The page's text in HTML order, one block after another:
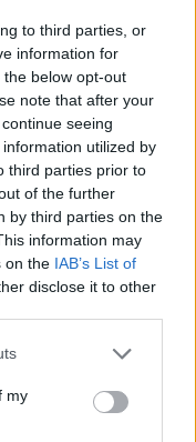
to third parties, or
information for
below opt-out
note that after your
seeing
utilized by
third parties prior to
of the further
by third parties on the
information may
on the IAB’s List of
disclose it to other
or more Google
You may click to
third-party tags to
my